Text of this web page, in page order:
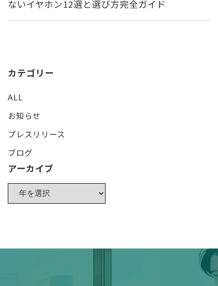
ないイヤホン12選と選び方完全ガイド
カテゴリー
ALL
お知らせ
プレスリリース
ブログ
アーカイブ